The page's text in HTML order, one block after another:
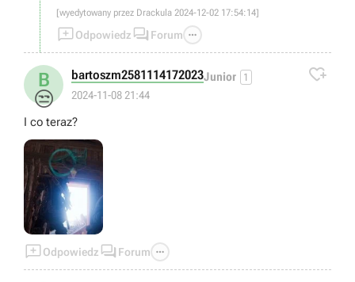
[wyedytowany przez Drackula 2024-12-02 17:54:14]
Odpowiedz  Forum 
B
😒
bartoszm2581114172023Junior 1
2024-11-08 21:44

I co teraz?
Odpowiedz  Forum 